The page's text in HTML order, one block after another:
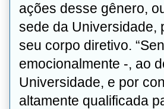
ações desse gênero,
sede da Universidade,
seu corpo diretivo.
emocionalmente -, ao
Universidade, e por
altamente qualificada